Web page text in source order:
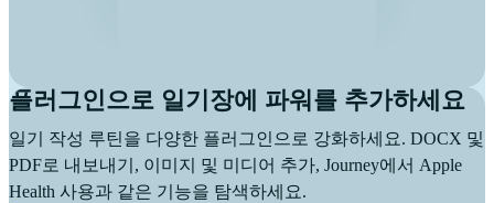
플러그인으로 일기장에 파워를 추가하세요
일기 작성 루틴을 다양한 플러그인으로 강화하세요. DOCX 및
PDF로 내보내기, 이미지 및 미디어 추가, Journey에서 Apple
Health 사용과 같은 기능을 탐색하세요.